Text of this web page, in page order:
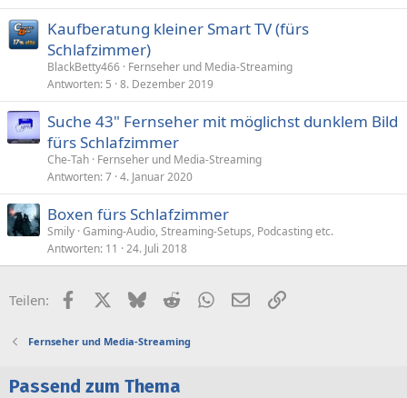
Kaufberatung kleiner Smart TV (fürs
Schlafzimmer)
BlackBetty466 Fernseher und Media-Streaming
Antworten 5 8. Dezember 2019
Suche 43" Fernseher mit möglichst dunklem Bild
fürs Schlafzimmer
Che-Tah Fernseher und Media-Streaming
Antworten 7 4. Januar 2020
Boxen fürs Schlafzimmer
Smily Gaming-Audio, Streaming-Setups, Podcasting etc.
Antworten 11 24. Juli 2018
Teilen: FacebookX (Twitter)
BlueskyRedditWhatsApp
E-MailLink
Fernseher und Media-Streaming
Passend zum Thema